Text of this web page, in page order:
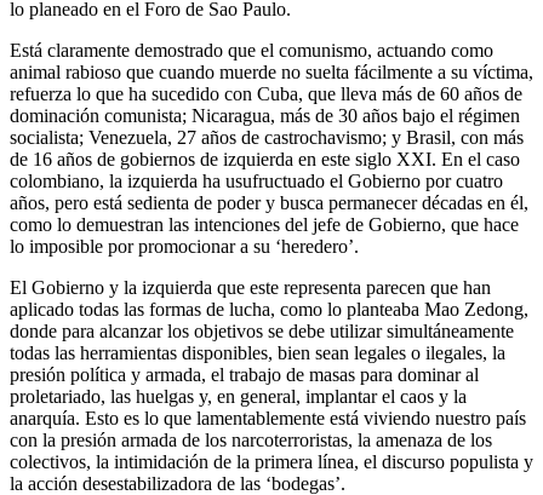
lo planeado en el Foro de Sao Paulo.
Está claramente demostrado que el comunismo, actuando como
animal rabioso que cuando muerde no suelta fácilmente a su víctima,
refuerza lo que ha sucedido con Cuba, que lleva más de 60 años de
dominación comunista; Nicaragua, más de 30 años bajo el régimen
socialista; Venezuela, 27 años de castrochavismo; y Brasil, con más
de 16 años de gobiernos de izquierda en este siglo XXI. En el caso
colombiano, la izquierda ha usufructuado el Gobierno por cuatro
años, pero está sedienta de poder y busca permanecer décadas en él,
como lo demuestran las intenciones del jefe de Gobierno, que hace
lo imposible por promocionar a su ‘heredero’.
El Gobierno y la izquierda que este representa parecen que han
aplicado todas las formas de lucha, como lo planteaba Mao Zedong,
donde para alcanzar los objetivos se debe utilizar simultáneamente
todas las herramientas disponibles, bien sean legales o ilegales, la
presión política y armada, el trabajo de masas para dominar al
proletariado, las huelgas y, en general, implantar el caos y la
anarquía. Esto es lo que lamentablemente está viviendo nuestro país
con la presión armada de los narcoterroristas, la amenaza de los
colectivos, la intimidación de la primera línea, el discurso populista y
la acción desestabilizadora de las ‘bodegas’.